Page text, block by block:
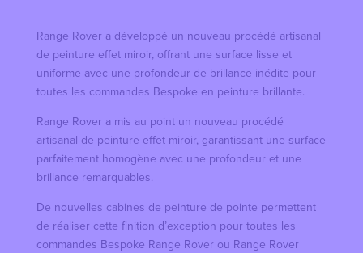
Range Rover a développé un nouveau procédé artisanal
de peinture effet miroir, offrant une surface lisse et
uniforme avec une profondeur de brillance inédite pour
toutes les commandes Bespoke en peinture brillante.
Range Rover a mis au point un nouveau procédé
artisanal de peinture effet miroir, garantissant une surface
parfaitement homogène avec une profondeur et une
brillance remarquables.
De nouvelles cabines de peinture de pointe permettent
de réaliser cette finition d’exception pour toutes les
commandes Bespoke Range Rover ou Range Rover